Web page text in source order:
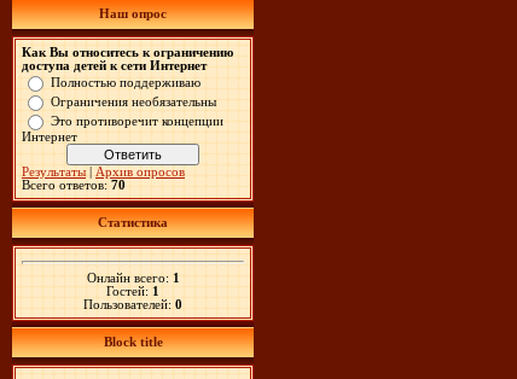
Наш опрос
Как Вы относитесь к ограничению
доступа детей к сети Интернет
Полностью поддерживаю
Ограничения необязательны
Это противоречит концепции
Интернет
Результаты
Архив опросов
Всего ответов: 70
Статистика
Онлайн всего: 1
Гостей: 1
Пользователей: 0
Block title